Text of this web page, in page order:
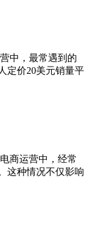
中，最常遇到的
定价20美元销量平
商运营中，经常
这种情况不仅影响